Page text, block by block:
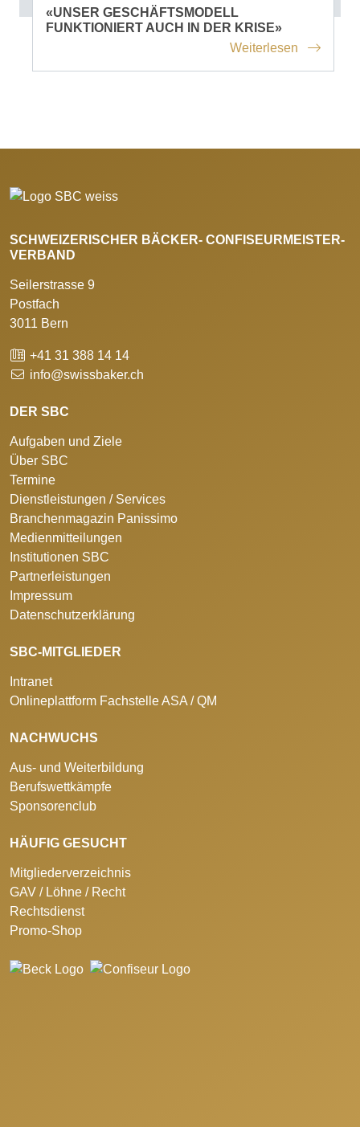
«UNSER GESCHÄFTSMODELL
FUNKTIONIERT AUCH IN DER KRISE»
Weiterlesen
SCHWEIZERISCHER BÄCKER- CONFISEURMEISTER-
VERBAND
Seilerstrasse 9
Postfach
3011 Bern
+41 31 388 14 14
info@swissbaker.ch
DER SBC
Aufgaben und Ziele
Über SBC
Termine
Dienstleistungen / Services
Branchenmagazin Panissimo
Medienmitteilungen
Institutionen SBC
Partnerleistungen
Impressum
Datenschutzerklärung
SBC-MITGLIEDER
Intranet
Onlineplattform Fachstelle ASA / QM
NACHWUCHS
Aus- und Weiterbildung
Berufswettkämpfe
Sponsorenclub
HÄUFIG GESUCHT
Mitgliederverzeichnis
GAV / Löhne / Recht
Rechtsdienst
Promo-Shop